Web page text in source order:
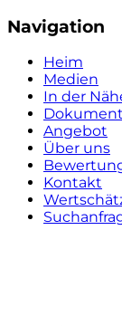
Navigation
Heim
Medien
In der
Angebot
Über uns
Kontakt